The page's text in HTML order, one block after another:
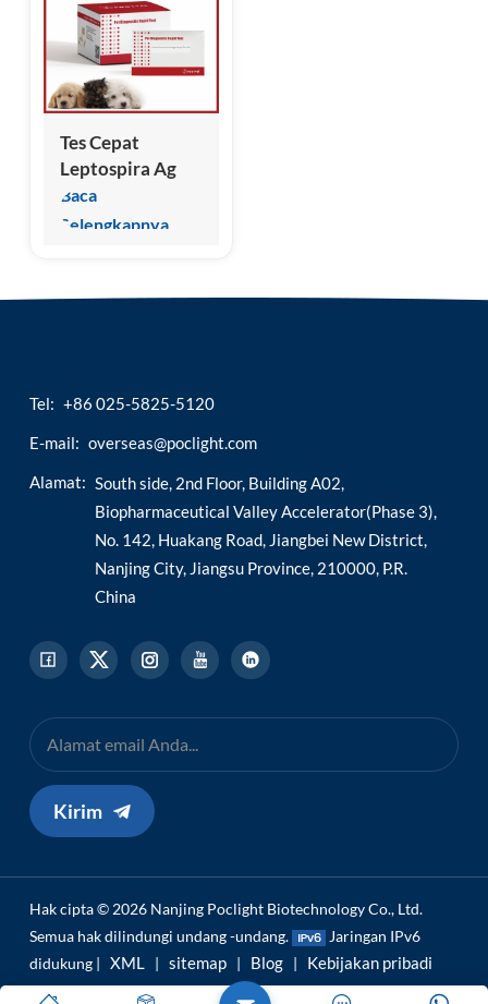
Tes Cepat
Leptospira Ag
Baca
Selengkapnya
Tel: +86 025-5825-5120
E-mail: overseas@poclight.com
Alamat: South side, 2nd Floor, Building A02,
Biopharmaceutical Valley Accelerator(Phase 3),
No. 142, Huakang Road, Jiangbei New District,
Nanjing City, Jiangsu Province, 210000, P.R.
China
Kirim
Hak cipta © 2026 Nanjing Poclight Biotechnology Co., Ltd.
Semua hak dilindungi undang -undang.
Jaringan IPv6
didukung | XML | sitemap | Blog | Kebijakan pribadi